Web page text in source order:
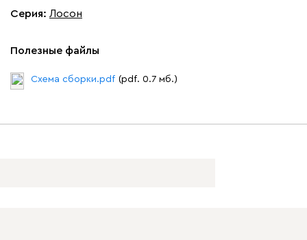
Серия: Лосон
Полезные файлы
Схема сборки.pdf (pdf. 0.7 мб.)